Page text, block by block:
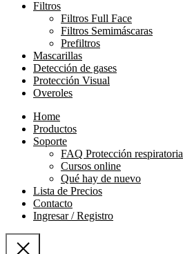
Filtros
Filtros Full Face
Filtros Semimáscaras
Prefiltros
Mascarillas
Detección de gases
Protección Visual
Overoles
Home
Productos
Soporte
FAQ Protección respiratoria
Cursos online
Qué hay de nuevo
Lista de Precios
Contacto
Ingresar / Registro